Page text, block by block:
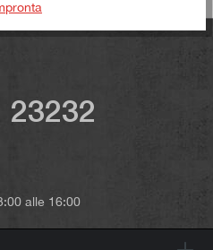
23232
alle 16:00